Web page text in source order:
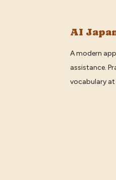
AI
A modern
assistance.
vocabulary